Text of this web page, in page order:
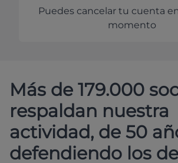
Puedes cancelar tu cuenta
momento
Más de 179.000
respaldan nuestra
actividad, de 50
defendiendo los